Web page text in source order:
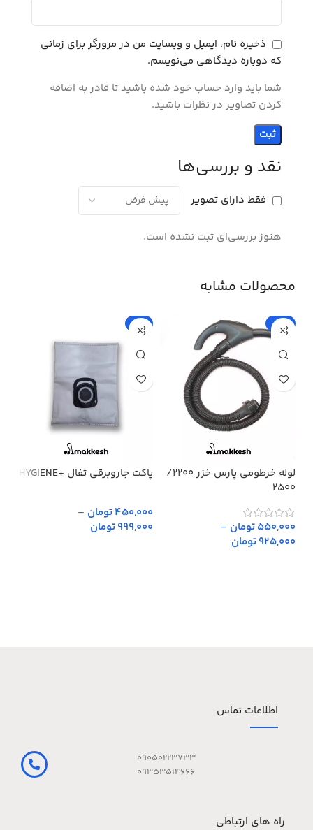
نقد و بررسی‌ها
فقط دارای تصویر
هنوز بررسی‌ای ثبت نشده است.
ذخیره نام، ایمیل و وبسایت من در مرورگر برای زمانی
که دوباره دیدگاهی می‌نویسم.
شما باید وارد حساب خود شده باشید تا قادر به اضافه
کردن تصاویر در نظرات باشید.
محصولات مشابه
-15%
لوله خرطومی پارس خزر 2200/
2500
550,000 تومان
–
925,000 تومان
-5%
پاکت جاروبرقی تفال +HYGIENE
450,000 تومان
–
999,000 تومان
اطلاعات تماس
09050223733
09353514666
راه های ارتباطی